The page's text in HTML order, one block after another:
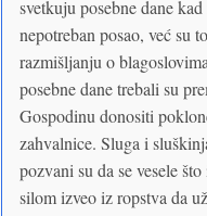
svetkuju posebne dane
nepotreban posao, već su
razmišljanju o
posebne dane trebali su
Gospodinu donositi
zahvalnice. Sluga i
pozvani su da se vesele
silom izveo iz ropstva da